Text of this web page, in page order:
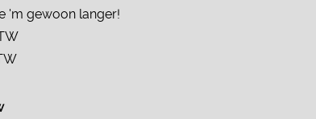
'm gewoon langer!